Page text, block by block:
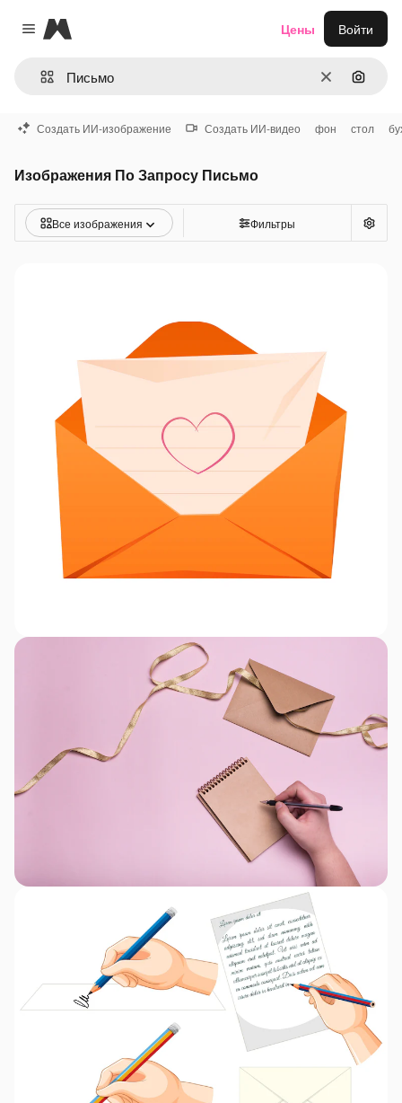
Close menu
Magnific
ОчиститьПоиск
Цены Войти
Создать ИИ-изображение Создать ИИ-видео фон стол
Изображения По Запросу Письмо
Все изображения Фильтры